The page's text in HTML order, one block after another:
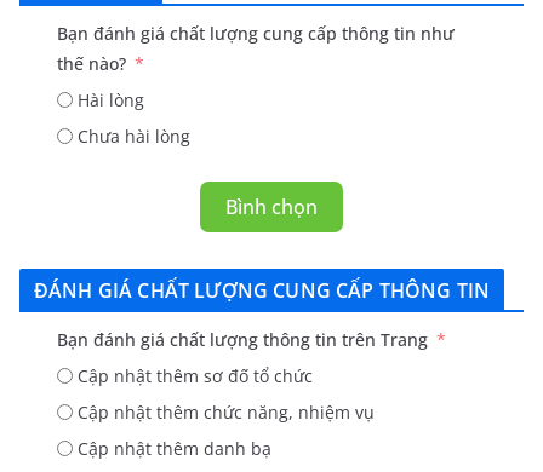
Bạn đánh giá chất lượng cung cấp thông tin như
thế nào?
Hài lòng
Chưa hài lòng
Bình chọn
ĐÁNH GIÁ CHẤT LƯỢNG CUNG CẤP THÔNG TIN
Bạn đánh giá chất lượng thông tin trên Trang
Cập nhật thêm sơ đố tổ chức
Cập nhật thêm chức năng, nhiệm vụ
Cập nhật thêm danh bạ